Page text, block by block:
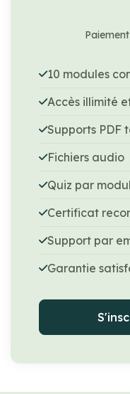
10 modules
Accès illimité
Supports PDF
Fichiers audio
Quiz par
Certificat
Support par
Garantie